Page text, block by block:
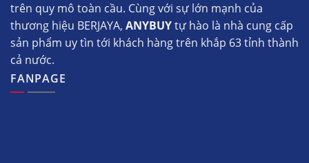
trên quy mô toàn cầu. Cùng với sự lớn mạnh của
thương hiệu BERJAYA, ANYBUYtự hào là nhà cung cấp
sản phẩm uy tìn tới khách hàng trên khắp 63 tỉnh thành
cả nước.
FANPAGE